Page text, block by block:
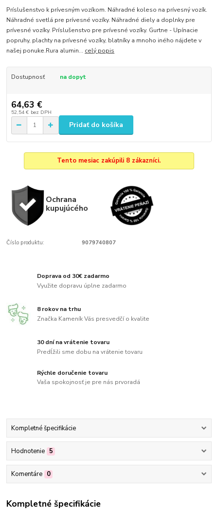
Príslušenstvo k prívesným vozíkom. Náhradné koleso na prívesný vozík.
Náhradné svetlá pre prívesné vozíky. Náhradné diely a doplnky pre
prívesné vozíky. Príslušenstvo pre prívesné vozíky. Gurtne - Upínacie
popruhy, plachty na prívesné vozíky, blatníky a mnoho iného nájdete v
našej ponuke.Rura alumin... celý popis
Dostupnosť na dopyt
64,63 €
52,54 € bez DPH
Pridať do košíka
Tento mesiac zakúpili 8 zákazníci.
Ochrana
kupujúcého
Číslo produktu: 9079740807
Doprava od 30€ zadarmo
Využite dopravu úplne zadarmo
8 rokov na trhu
Značka Kameník Vás presvedčí o kvalite
30 dní na vrátenie tovaru
Predĺžili sme dobu na vrátenie tovaru
Rýchle doručenie tovaru
Vaša spokojnosť je pre nás prvoradá
Kompletné špecifikácie
Hodnotenie 5
Komentáre 0
Kompletné špecifikácie